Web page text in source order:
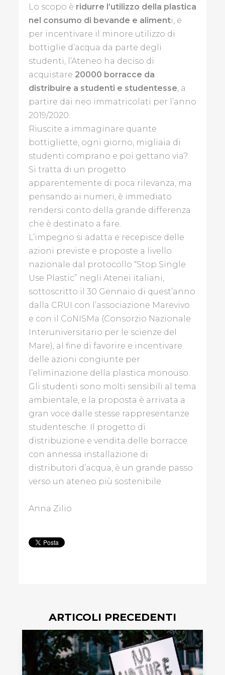
ECONOMIA
EVENTI
MONDO
L'AMBIENTE
CHE
VOGLIAMO
LUOGHI
STORIE
DI
LIBRI
BLOGGER
GALLINE
PADOVANE
PAPÀ
IMPERFETTO
THE
ART
POST
BLOG
REDAZIONE
CONTATTI
Lo scopo è ridurre l’utilizzo della plastica
nel consumo di bevande e alimenti, e
per incentivare il minore utilizzo di
bottiglie d’acqua da parte degli
studenti, l’Ateneo ha deciso di
acquistare 20000 borracce da
distribuire a studenti e studentesse, a
partire dai neo immatricolati per l’anno
2019/2020.
Riuscite a immaginare quante
bottigliette, ogni giorno, migliaia di
studenti comprano e poi gettano via?
Si tratta di un progetto
apparentemente di poca rilevanza, ma
pensando ai numeri, è immediato
rendersi conto della grande differenza
che è destinato a fare.
L’impegno si adatta e recepisce delle
azioni previste e proposte a livello
nazionale dal protocollo “Stop Single
Use Plastic” negli Atenei italiani,
sottoscritto il 30 Gennaio di quest’anno
dalla CRUI con l’associazione Marevivo
e con il CoNISMa (Consorzio Nazionale
Interuniversitario per le scienze del
Mare), al fine di favorire e incentivare
delle azioni congiunte per
l’eliminazione della plastica monouso.
Gli studenti sono molti sensibili al tema
ambientale, e la proposta è arrivata a
gran voce dalle stesse rappresentanze
studentesche. Il progetto di
distribuzione e vendita delle borracce
con annessa installazione di
distributori d’acqua, è un grande passo
verso un ateneo più sostenibile.
Anna Zilio
ARTICOLI PRECEDENTI